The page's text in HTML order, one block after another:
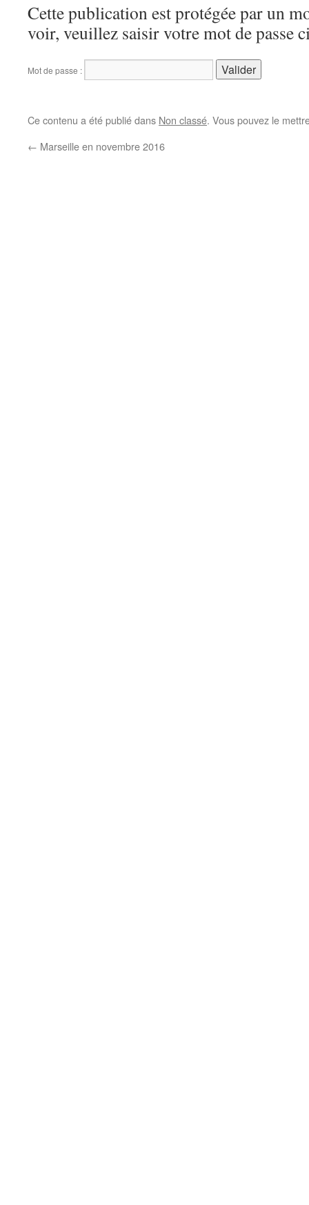
Cette publication est protégée par un
voir, veuillez saisir votre mot de passe
Mot de passe :
Ce contenu a été publié dans Non classé. Vous pouvez le
← Marseille en novembre 2016